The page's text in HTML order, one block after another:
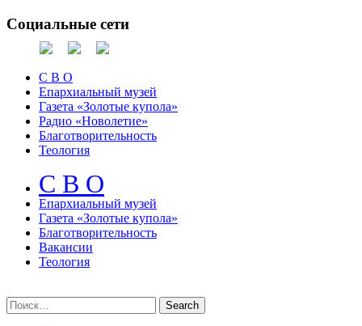
Социальные сети
С В О
Епархиальный музей
Газета «Золотые купола»
Радио «Новолетие»
Благотворительность
Теология
С В О
Епархиальный музeй
Газета «Золотые купола»
Благотворительность
Вакансии
Теология